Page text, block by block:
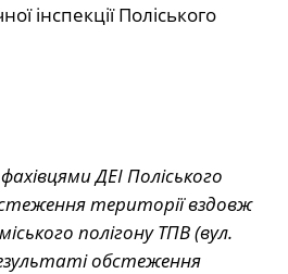
інспекції Поліського
ДЕІ Поліського
території вздовж
полігону ТПВ (вул.
обстеження